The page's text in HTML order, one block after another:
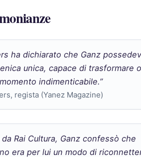
ha dichiarato che Ganz
unica, capace di trasformare
indimenticabile.”
regista (Yanez Magazine)
Rai Cultura, Ganz confessò che
era per lui un modo di